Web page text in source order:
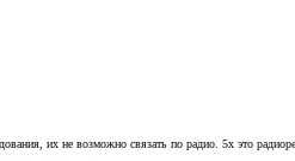
их не возможно связать по радио. 5х это